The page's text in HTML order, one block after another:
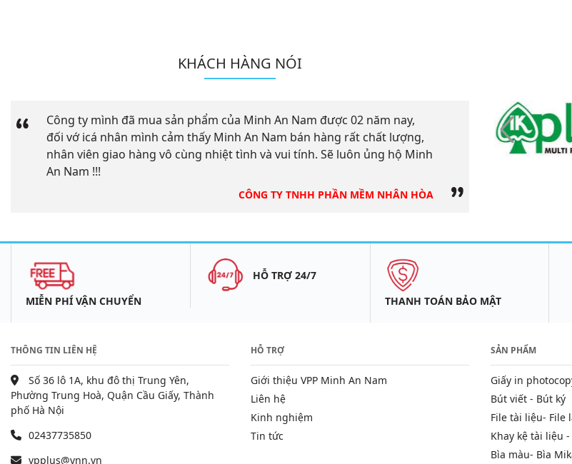
KHÁCH HÀNG NÓI
Công ty mình đã mua sản phẩm của Minh An Nam được 02 năm nay,
đối vớ icá nhân mình cảm thấy Minh An Nam bán hàng rất chất lượng,
nhân viên giao hàng vô cùng nhiệt tình và vui tính. Sẽ luôn ủng hộ Minh
An Nam !!!
CÔNG TY TNHH PHẦN MỀM NHÂN HÒA
Công ty
đối vớ icá
nhân viên
MIỄN PHÍ VẬN CHUYỂN
HỖ TRỢ 24/7
THANH TOÁN BẢO MẬT
THÔNG TIN LIÊN HỆ
Số 36 lô 1A, khu đô thị Trung Yên,
Phường Trung Hoà, Quận Cầu Giấy, Thành
phố Hà Nội
02437735850
vpplus@vnn.vn
HỖ TRỢ
Giới thiệu VPP Minh An Nam
Liên hệ
Kinh nghiệm
Tin tức
SẢN PHẨM
Giấy in
Bút viết - Bút ký
File tài liệu- File
Khay kệ tài liệu
Bìa màu- Bìa